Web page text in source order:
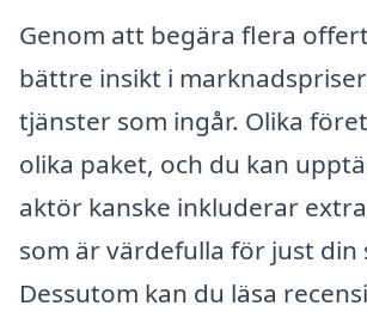
Genom att begära flera
bättre insikt i
tjänster som ingår. Olika
olika paket, och du kan
aktör kanske inkluderar
som är värdefulla för just din
Dessutom kan du läsa